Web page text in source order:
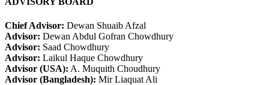
Chief Advisor: Dewan Shuaib Afzal
Advisor: Dewan Abdul Gofran Chowdhury
Advisor: Saad Chowdhury
Advisor: Laikul Haque Chowdhury
Advisor (USA): A. Muquith Choudhury
Advisor (Bangladesh): Mir Liaquat Ali